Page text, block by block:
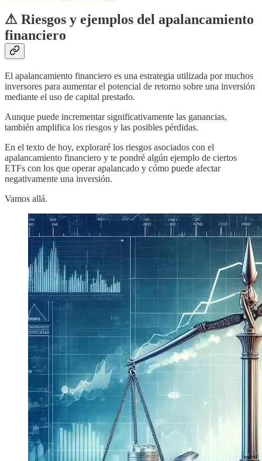
⚠ Riesgos y ejemplos del apalancamiento
financiero
El apalancamiento financiero es una estrategia utilizada por muchos
inversores para aumentar el potencial de retorno sobre una inversión
mediante el uso de capital prestado.
Aunque puede incrementar significativamente las ganancias,
también amplifica los riesgos y las posibles pérdidas.
En el texto de hoy, exploraré los riesgos asociados con el
apalancamiento financiero y te pondré algún ejemplo de ciertos
ETFs con los que operar apalancado y cómo puede afectar
negativamente una inversión.
Vamos allá.